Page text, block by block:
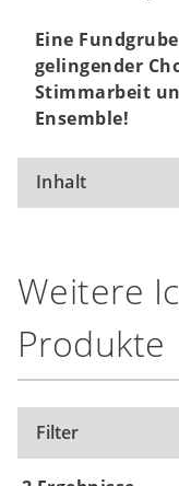
Eine
gelingender
Stimmarbeit
Ensemble!
Inhalt
Wohlbefinden
Balance:
Stimme
Weitere
Produkte
Filter